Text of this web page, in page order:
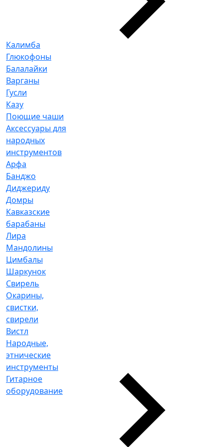
Калимба
Глюкофоны
Балалайки
Варганы
Гусли
Казу
Поющие чаши
Аксессуары для
народных
инструментов
Арфа
Банджо
Диджериду
Домры
Кавказские
барабаны
Лира
Мандолины
Цимбалы
Шаркунок
Свирель
Окарины,
свистки,
свирели
Вистл
Народные,
этнические
инструменты
Гитарное
оборудование